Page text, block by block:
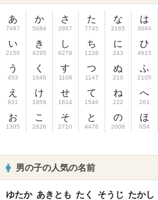
あ
7497
い
2150
う
453
え
931
お
1305
か
5684
き
4295
く
1046
け
1859
こ
2826
さ
2867
し
6279
す
1108
せ
1814
そ
2710
た
7745
ち
1226
つ
1147
て
1546
と
4476
な
2165
に
243
ぬ
210
ね
222
の
2008
は
3084
ひ
4615
ふ
2105
へ
261
ほ
654
男の子の人気の名前
ゆたか あきとも たく そうじ たかし